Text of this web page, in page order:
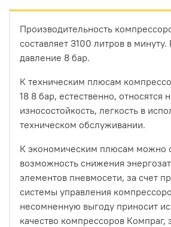
Производительность
составляет 3100 литров в минуту.
давление 8 бар.
К техническим плюсам
18 8 бар, естественно, относятся
износостойкость, легкость в
техническом обслуживании.
К экономическим плюсам можно
возможность снижения
элементов пневмосети, за счет
системы управления
несомненную выгоду приносит
качество компрессоров Компраг,